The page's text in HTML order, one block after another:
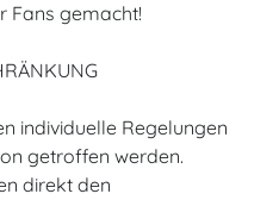
Fans gemacht!
individuelle Regelungen
getroffen werden.
direkt den